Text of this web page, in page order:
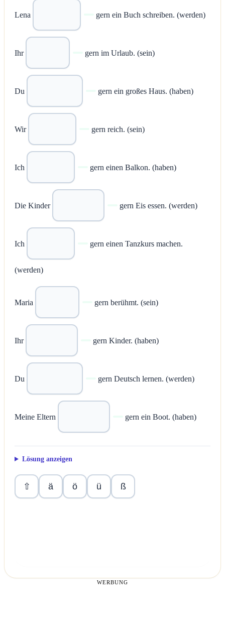
Lena gern ein Buch schreiben. (werden)
Ihr gern im Urlaub. (sein)
Du gern ein großes Haus. (haben)
Wir gern reich. (sein)
Ich gern einen Balkon. (haben)
Die Kinder gern Eis essen. (werden)
Ich gern einen Tanzkurs machen.
(werden)
Maria gern berühmt. (sein)
Ihr gern Kinder. (haben)
Du gern Deutsch lernen. (werden)
Meine Eltern gern ein Boot. (haben)
Lösung anzeigen
⇧ ä ö ü ß
WERBUNG